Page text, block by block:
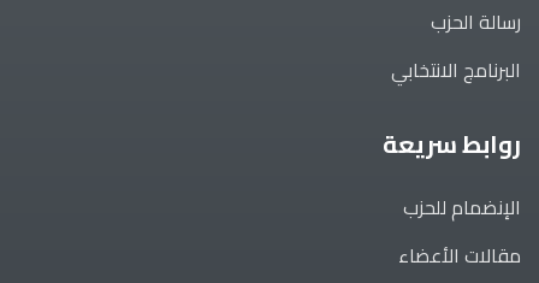
رسالة الحزب
البرنامج الانتخابي
روابط سريعة
الإنضمام للحزب
مقالات الأعضاء